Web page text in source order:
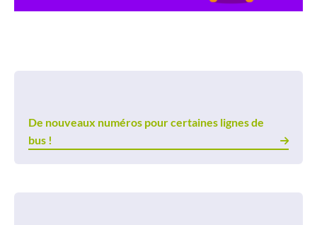
De nouveaux numéros pour certaines lignes de
bus !